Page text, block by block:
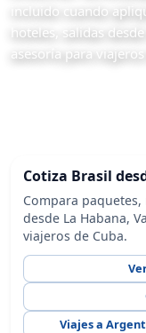
incluido cuando
hoteles, salidas
asesoría para viajeros
Cotiza Brasil
Compara
desde La Habana,
viajeros de Cuba.
Viajes a